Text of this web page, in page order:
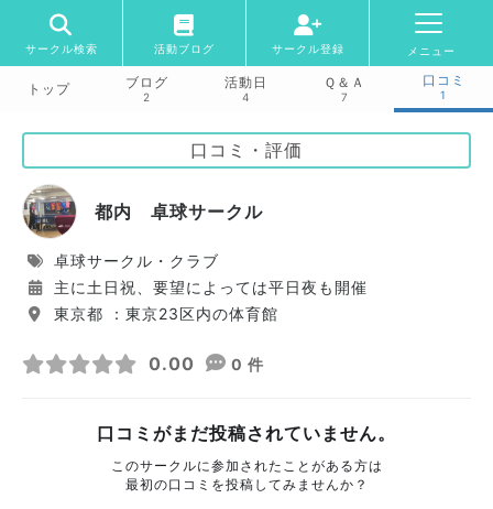
サークル検索 活動ブログ サークル登録 メニュー
トップ ブログ
2
活動日
4
Ｑ＆Ａ
7
口コミ
1
口コミ・評価
都内 卓球サークル
卓球サークル・クラブ
主に土日祝、要望によっては平日夜も開催
東京都 ：東京23区内の体育館
0.00 0 件
口コミがまだ投稿されていません。
このサークルに参加されたことがある方は
最初の口コミを投稿してみませんか？